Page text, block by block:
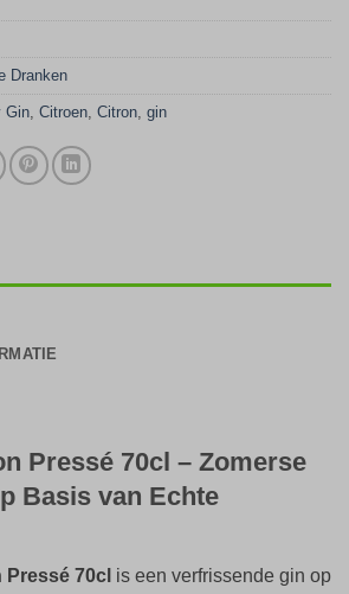
Dranken
Gin, Citroen, Citron, gin
Pressé 70cl – Zomerse
Basis van Echte
70cl is een verfrissende gin op